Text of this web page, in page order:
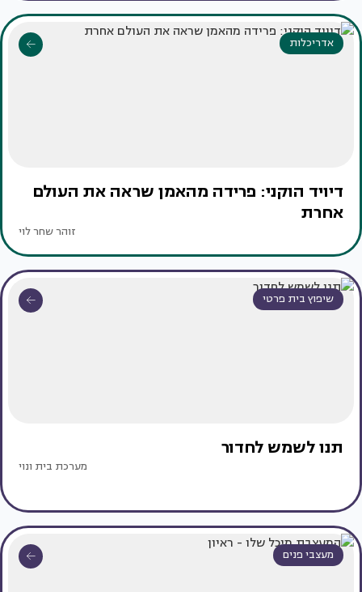
אדריכלות
דיויד הוקני: פרידה מהאמן שראה את העולם
אחרת
זוהר שחר לוי
שיפוץ בית פרטי
תנו לשמש לחדור
מערכת בית ונוי
מעצבי פנים